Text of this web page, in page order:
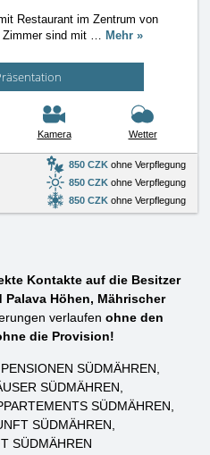
Restaurant im Zentrum von
sind mit … Mehr »
Kamera Wetter
850 CZK ohne Verpflegung
850 CZK ohne Verpflegung
850 CZK ohne Verpflegung
Kontakte auf die Besitzer
Höhen, Mährischer
verlaufen ohne den
die Provision!
PENSIONEN SÜDMÄHREN
SÜDMÄHREN
SÜDMÄHREN
SÜDMÄHREN
SÜDMÄHREN